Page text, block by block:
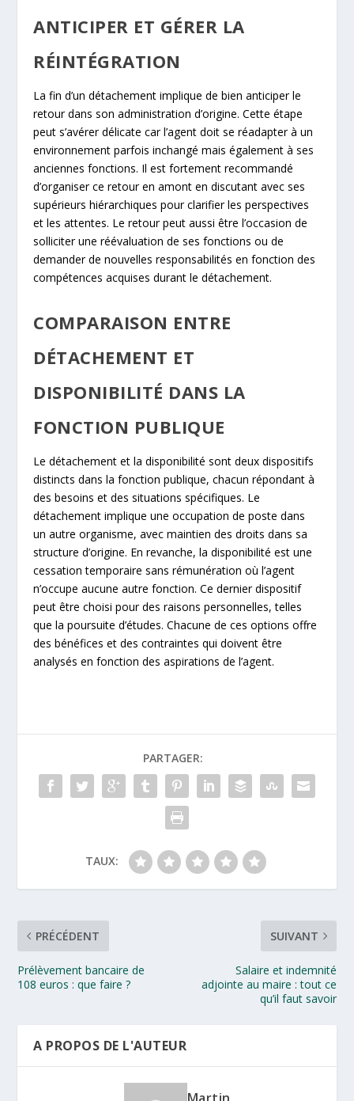
ANTICIPER ET GÉRER LA
RÉINTÉGRATION
La fin d’un détachement implique de bien anticiper le
retour dans son administration d’origine. Cette étape
peut s’avérer délicate car l’agent doit se réadapter à un
environnement parfois inchangé mais également à ses
anciennes fonctions. Il est fortement recommandé
d’organiser ce retour en amont en discutant avec ses
supérieurs hiérarchiques pour clarifier les perspectives
et les attentes. Le retour peut aussi être l’occasion de
solliciter une réévaluation de ses fonctions ou de
demander de nouvelles responsabilités en fonction des
compétences acquises durant le détachement.
COMPARAISON ENTRE
DÉTACHEMENT ET
DISPONIBILITÉ DANS LA
FONCTION PUBLIQUE
Le détachement et la disponibilité sont deux dispositifs
distincts dans la fonction publique, chacun répondant à
des besoins et des situations spécifiques. Le
détachement implique une occupation de poste dans
un autre organisme, avec maintien des droits dans sa
structure d’origine. En revanche, la disponibilité est une
cessation temporaire sans rémunération où l’agent
n’occupe aucune autre fonction. Ce dernier dispositif
peut être choisi pour des raisons personnelles, telles
que la poursuite d’études. Chacune de ces options offre
des bénéfices et des contraintes qui doivent être
analysés en fonction des aspirations de l’agent.
PARTAGER:
TAUX:
PRÉCÉDENT
Prélèvement bancaire de
108 euros : que faire ?
SUIVANT
Salaire et indemnité
adjointe au maire : tout ce
qu’il faut savoir
A PROPOS DE L'AUTEUR